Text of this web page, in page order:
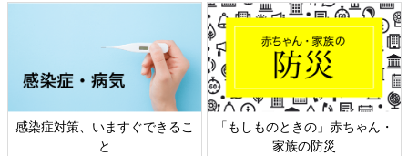
日本外来小児科学会リーフレッ
ト検討会
六星占術 細木かおりさんの人生
相談